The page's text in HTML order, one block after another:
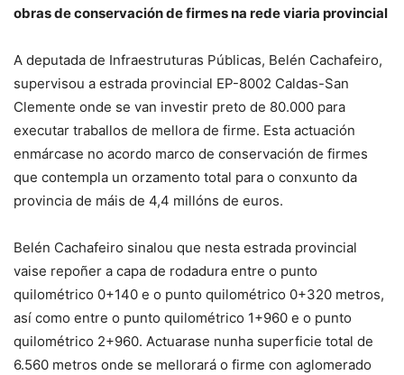
obras de conservación de firmes na rede viaria provincial
A deputada de Infraestruturas Públicas, Belén Cachafeiro,
supervisou a estrada provincial EP-8002 Caldas-San
Clemente onde se van investir preto de 80.000 para
executar traballos de mellora de firme. Esta actuación
enmárcase no acordo marco de conservación de firmes
que contempla un orzamento total para o conxunto da
provincia de máis de 4,4 millóns de euros.
Belén Cachafeiro sinalou que nesta estrada provincial
vaise repoñer a capa de rodadura entre o punto
quilométrico 0+140 e o punto quilométrico 0+320 metros,
así como entre o punto quilométrico 1+960 e o punto
quilométrico 2+960. Actuarase nunha superficie total de
6.560 metros onde se mellorará o firme con aglomerado